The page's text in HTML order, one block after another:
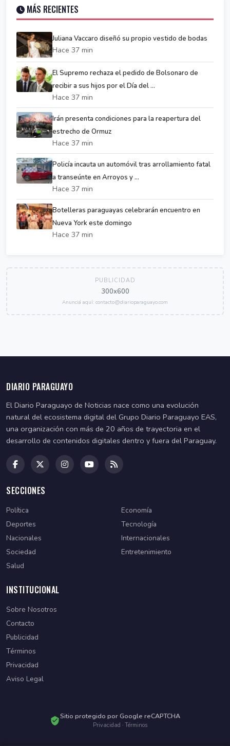
MÁS RECIENTES
Juliana Vaccaro diseñó su propio vestido de bodas
Hace 37 min
El Supremo rechaza el pedido de Bolsonaro de
recibir a sus hijos por el Día del ...
Hace 37 min
Irán presenta condiciones para la reapertura del
estrecho de Ormuz
Hace 37 min
Policía incauta un automóvil tras arrollamiento fatal
a transeúnte en Arroyos y ...
Hace 37 min
Botelleras paraguayas celebrarán encuentro en
Nueva York este domingo
Hace 37 min
PUBLICIDAD
300x600
Anunciá aquí: contacto@diarioparaguayo.com
DIARIO PARAGUAYO
El Diario Paraguayo de Noticias nace como una evolución
natural del ecosistema digital del Grupo Diario Paraguayo EAS,
una organización con más de 20 años de trayectoria en el
desarrollo de contenidos digitales dentro y fuera del Paraguay.
SECCIONES
Política
Economía
Deportes
Tecnología
Nacionales
Internacionales
Sociedad
Entretenimiento
Salud
INSTITUCIONAL
Sobre Nosotros
Contacto
Publicidad
Términos
Privacidad
Aviso Legal
Sitio protegido por Google reCAPTCHA
Privacidad · Términos